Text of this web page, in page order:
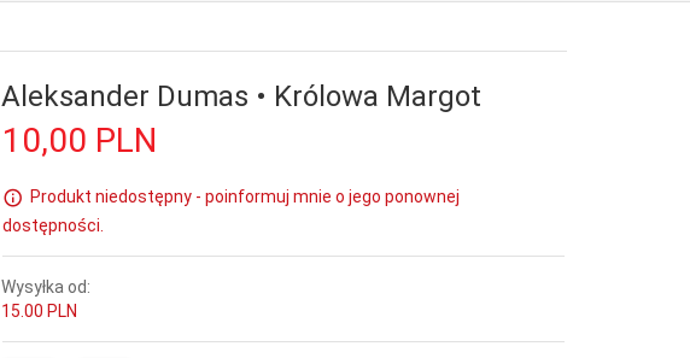
Aleksander Dumas • Królowa Margot
10,00 PLN
Produkt niedostępny - poinformuj mnie o jego ponownej
dostępności.
Wysyłka od:
15.00 PLN